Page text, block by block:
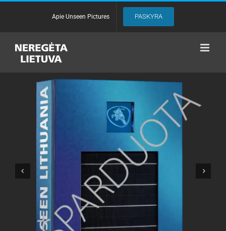
Skip
Apie Unseen Pictures PASKYRA